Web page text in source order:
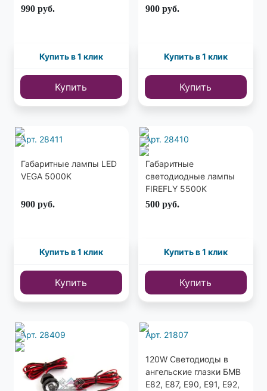
свет
990 руб.
Купить в 1 клик
Купить
900 руб.
Купить в 1 клик
Купить
Арт. 28411
Габаритные лампы LED
VEGA 5000K
900 руб.
Купить в 1 клик
Купить
Арт. 28410
Габаритные
светодиодные лампы
FIREFLY 5500K
500 руб.
Купить в 1 клик
Купить
Арт. 28409
Габаритные
светодиодные огни
PLR25I
Арт. 21807
120W Светодиоды в
ангельские глазки БМВ
Е82, E87, E90, E91, E92,